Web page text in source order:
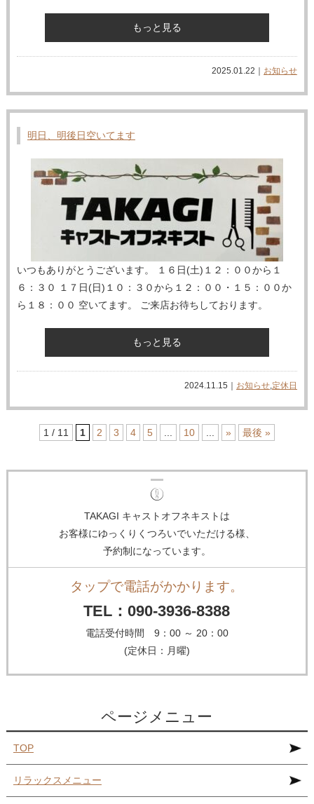
もっと見る
2025.01.22｜ お知らせ
明日、明後日空いてます
いつもありがとうございます。 １６日(土)１２：００から１
６：３０ １７日(日)１０：３０から１２：００・１５：００か
ら１８：００ 空いてます。 ご来店お待ちしております。
もっと見る
2024.11.15｜ お知らせ 定休日
1 / 11 1 2 3 4 5 10 » 最後 »
TAKAGI キャストオフネキストは
お客様にゆっくりくつろいでいただける様、
予約制になっています。
タップで電話がかかります。
TEL：090-3936-8388
電話受付時間 9：00 ～ 20：00
(定休日：月曜)
ページメニュー
TOP
リラックスメニュー